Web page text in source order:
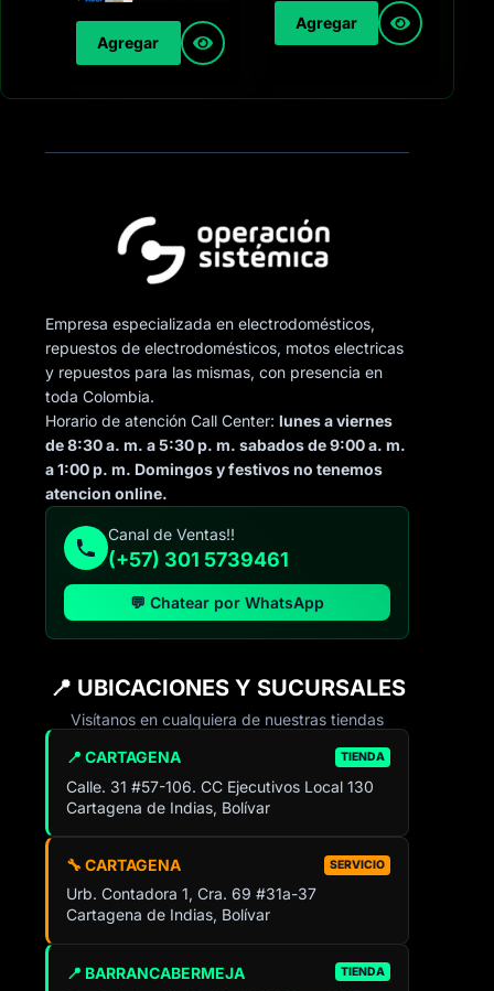
Agregar
Agregar
Empresa especializada en electrodomésticos,
repuestos de electrodomésticos, motos electricas
y repuestos para las mismas, con presencia en
toda Colombia.
Horario de atención Call Center:lunes a viernes
de 8:30 a. m. a 5:30 p. m. sabados de 9:00 a. m.
a 1:00 p. m. Domingos y festivos no tenemos
atencion online.
Canal de Ventas!!
(+57) 301 5739461
💬 Chatear por WhatsApp
📍 UBICACIONES Y SUCURSALES
Visítanos en cualquiera de nuestras tiendas
📍 CARTAGENA TIENDA
Calle. 31 #57-106. CC Ejecutivos Local 130
Cartagena de Indias, Bolívar
🔧 CARTAGENA SERVICIO
Urb. Contadora 1, Cra. 69 #31a-37
Cartagena de Indias, Bolívar
📍 BARRANCABERMEJA TIENDA